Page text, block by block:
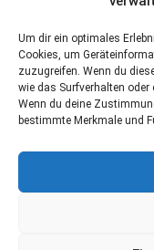
Um dir ein optimales
Cookies, um
zuzugreifen. Wenn du
wie das Surfverhalten oder
Wenn du deine
bestimmte Merkmale und
Website